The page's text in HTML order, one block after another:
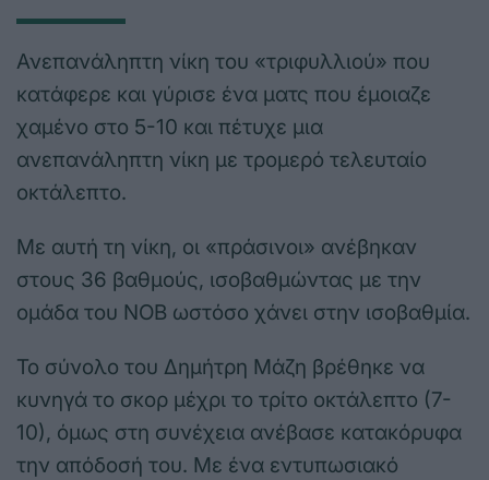
Ανεπανάληπτη νίκη του «τριφυλλιού» που
κατάφερε και γύρισε ένα ματς που έμοιαζε
χαμένο στο 5-10 και πέτυχε μια
ανεπανάληπτη νίκη με τρομερό τελευταίο
οκτάλεπτο.
Με αυτή τη νίκη, οι «πράσινοι» ανέβηκαν
στους 36 βαθμούς, ισοβαθμώντας με την
ομάδα του ΝΟΒ ωστόσο χάνει στην ισοβαθμία.
Το σύνολο του Δημήτρη Μάζη βρέθηκε να
κυνηγά το σκορ μέχρι το τρίτο οκτάλεπτο (7-
10), όμως στη συνέχεια ανέβασε κατακόρυφα
την απόδοσή του. Με ένα εντυπωσιακό